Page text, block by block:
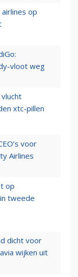
op
vloot weg
xtc-pillen
voor
Airlines
op
tweede
dicht voor
wijken uit